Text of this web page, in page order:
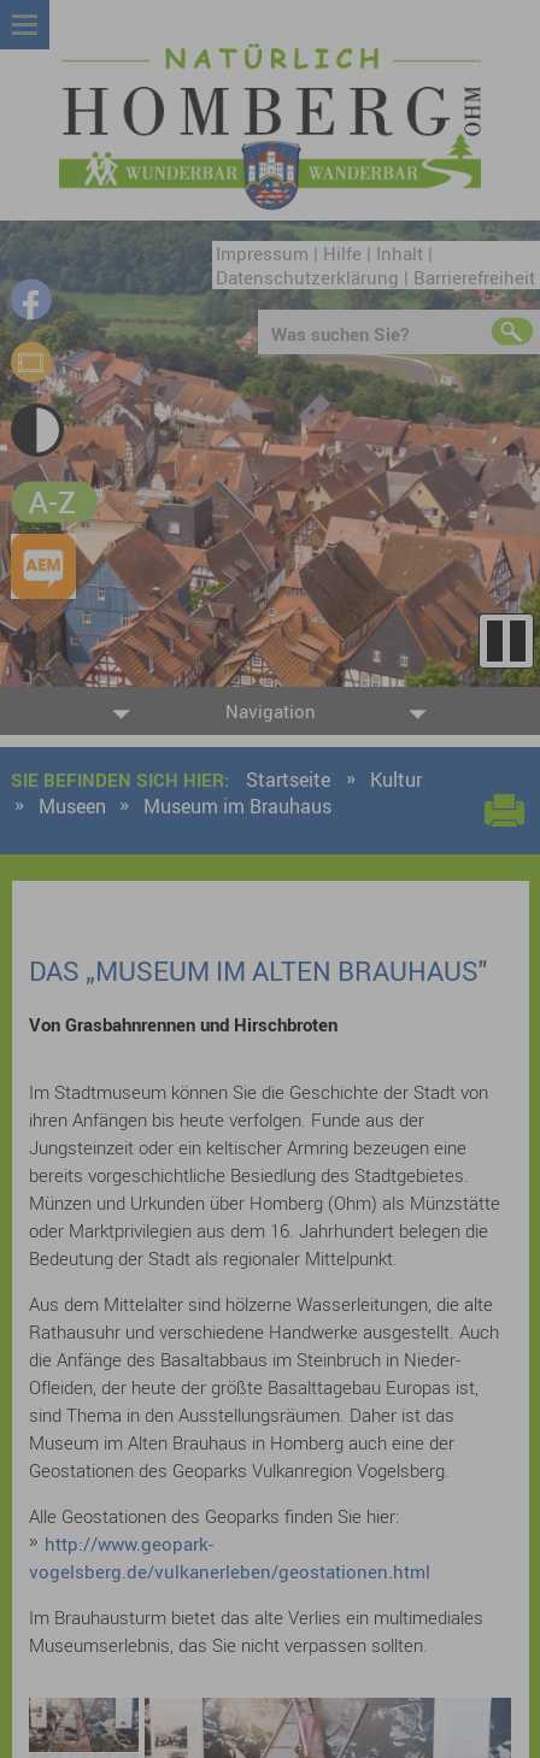
Impressum | Hilfe | Inhalt|
Datenschutzerklärung | Barrierefreiheit
Was suchen Sie?
Navigation
SIE BEFINDEN SICH HIER: Startseite
Kultur
Museen
Museum im Brauhaus
DAS „MUSEUM IM ALTEN BRAUHAUS"
Von Grasbahnrennen und Hirschbroten
Im Stadtmuseum können Sie die Geschichte der Stadt von
ihren Anfängen bis heute verfolgen. Funde aus der
Jungsteinzeit oder ein keltischer Armring bezeugen eine
bereits vorgeschichtliche Besiedlung des Stadtgebietes.
Münzen und Urkunden über Homberg (Ohm) als Münzstätte
oder Marktprivilegien aus dem 16. Jahrhundert belegen die
Bedeutung der Stadt als regionaler Mittelpunkt.
Aus dem Mittelalter sind hölzerne Wasserleitungen, die alte
Rathausuhr und verschiedene Handwerke ausgestellt. Auch
die Anfänge des Basaltabbaus im Steinbruch in Nieder-
Ofleiden, der heute der größte Basalttagebau Europas ist,
sind Thema in den Ausstellungsräumen. Daher ist das
Museum im Alten Brauhaus in Homberg auch eine der
Geostationen des Geoparks Vulkanregion Vogelsberg.
Alle Geostationen des Geoparks finden Sie hier:
http://www.geopark-
vogelsberg.de/vulkanerleben/geostationen.html
Im Brauhausturm bietet das alte Verlies ein multimediales
Museumserlebnis, das Sie nicht verpassen sollten.